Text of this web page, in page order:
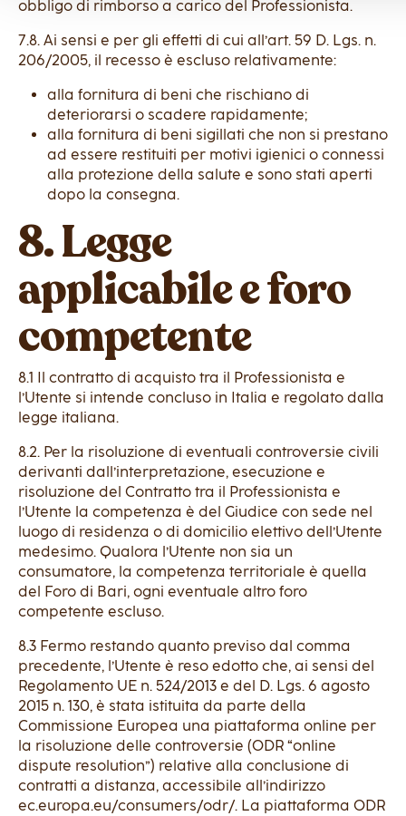
obbligo di rimborso a carico del Professionista.
7.8. Ai sensi e per gli effetti di cui all’art. 59 D. Lgs. n.
206/2005, il recesso è escluso relativamente:
alla fornitura di beni che rischiano di
deteriorarsi o scadere rapidamente;
alla fornitura di beni sigillati che non si prestano
ad essere restituiti per motivi igienici o connessi
alla protezione della salute e sono stati aperti
dopo la consegna.
8. Legge
applicabile e foro
competente
8.1 Il contratto di acquisto tra il Professionista e
l’Utente si intende concluso in Italia e regolato dalla
legge italiana.
8.2. Per la risoluzione di eventuali controversie civili
derivanti dall’interpretazione, esecuzione e
risoluzione del Contratto tra il Professionista e
l’Utente la competenza è del Giudice con sede nel
luogo di residenza o di domicilio elettivo dell’Utente
medesimo. Qualora l’Utente non sia un
consumatore, la competenza territoriale è quella
del Foro di Bari, ogni eventuale altro foro
competente escluso.
8.3 Fermo restando quanto previso dal comma
precedente, l’Utente è reso edotto che, ai sensi del
Regolamento UE n. 524/2013 e del D. Lgs. 6 agosto
2015 n. 130, è stata istituita da parte della
Commissione Europea una piattaforma online per
la risoluzione delle controversie (ODR “online
dispute resolution”) relative alla conclusione di
contratti a distanza, accessibile all’indirizzo
ec.europa.eu/consumers/odr/. La piattaforma ODR